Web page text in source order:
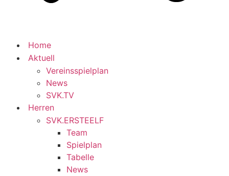
Home
Aktuell
Vereinsspielplan
News
SVK.TV
Herren
SVK.ERSTEELF
Team
Spielplan
Tabelle
News